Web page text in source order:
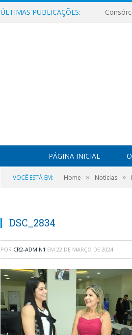
ÚLTIMAS PUBLICAÇÕES:
PÁGINA INICIAL
VOCÊ ESTÁ EM: Home » Notícias »
DSC_2834
POR CR2-ADMIN1 EM 22 DE MARÇO DE 2024